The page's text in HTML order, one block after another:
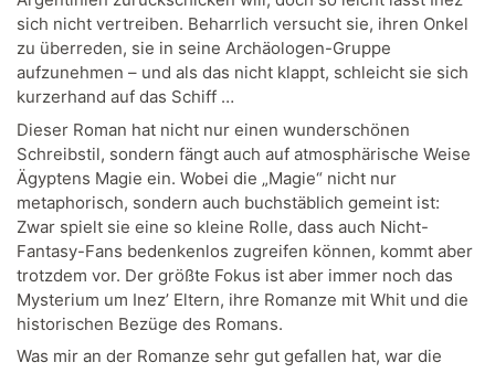
sich nicht vertreiben. Beharrlich versucht sie, ihren Onkel
zu überreden, sie in seine Archäologen-Gruppe
aufzunehmen – und als das nicht klappt, schleicht sie sich
kurzerhand auf das Schiff …
Dieser Roman hat nicht nur einen wunderschönen
Schreibstil, sondern fängt auch auf atmosphärische Weise
Ägyptens Magie ein. Wobei die „Magie“ nicht nur
metaphorisch, sondern auch buchstäblich gemeint ist:
Zwar spielt sie eine so kleine Rolle, dass auch Nicht-
Fantasy-Fans bedenkenlos zugreifen können, kommt aber
trotzdem vor. Der größte Fokus ist aber immer noch das
Mysterium um Inez’ Eltern, ihre Romanze mit Whit und die
historischen Bezüge des Romans.
Was mir an der Romanze sehr gut gefallen hat, war die